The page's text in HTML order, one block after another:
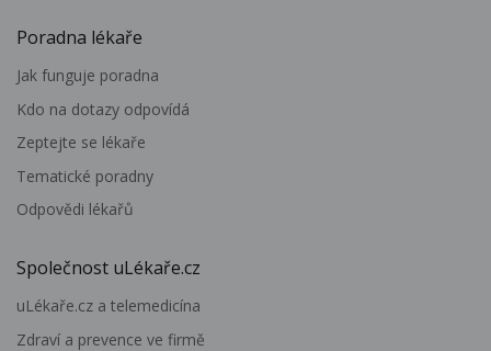
Poradna lékaře
Jak funguje poradna
Kdo na dotazy odpovídá
Zeptejte se lékaře
Tematické poradny
Odpovědi lékařů
Společnost uLékaře.cz
uLékaře.cz a telemedicína
Zdraví a prevence ve firmě